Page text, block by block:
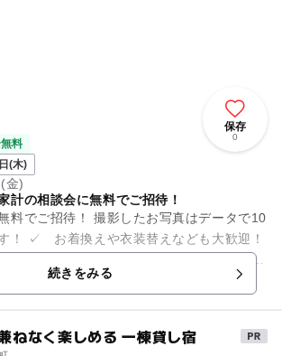
保存
0
料
(木)
金)
計の相談会に無料でご招待！
料でご招待！ 撮影したお写真はデータで10
！ ✓ お着換えや衣装替えなども大歓迎！
撮影いたします。 ✓ 小物などのお持ち込
続きをみる
ねなく楽しめる 一棟貸し宿